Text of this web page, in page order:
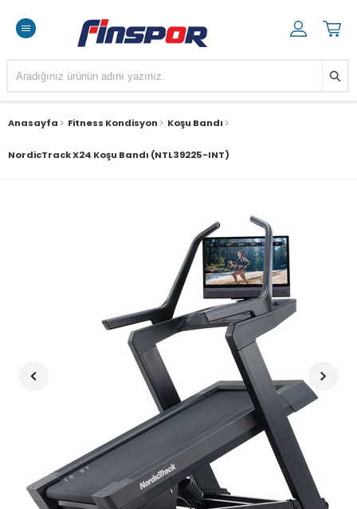
Anasayfa Fitness Kondisyon Koşu Bandı
NordicTrack X24 Koşu Bandı (NTL39225-INT)